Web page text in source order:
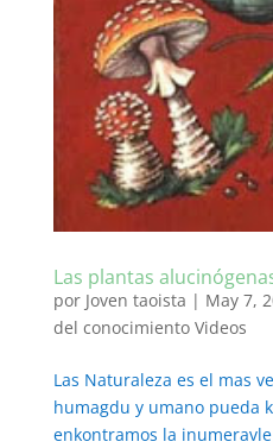
Las plantas
por Joven taoista | May 7,
del conocimiento Videos
Las Naturaleza es el mas
humagdu y umano pueda
enkontramos la